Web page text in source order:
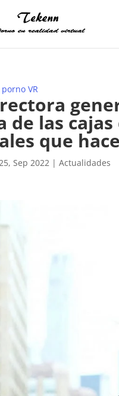
de las
que
Sep 2022 |Actualidades